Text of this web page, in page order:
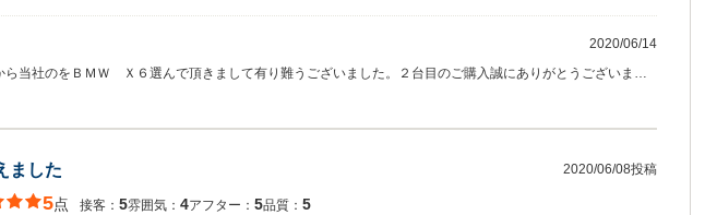
2020/06/14
ら当社のをＢＭＷ Ｘ６選んで頂きまして有り難うございました。２台目のご購入誠にありがとうございま
ました 2020/06/08投稿
5点 接客： 5雰囲気： 4アフター： 5品質： 5